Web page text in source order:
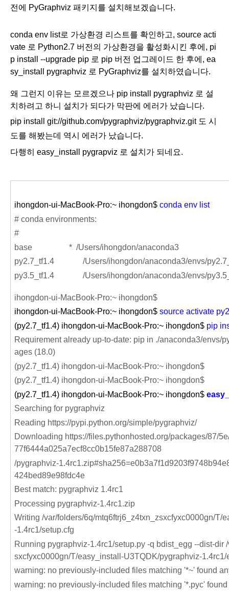
전에 PyGraphviz 패키지를 설치해보겠습니다.
conda env list로 가상환경 리스트를 확인하고, source acti
vate 로 Python2.7 버전의 가상환경을 활성화시킨 후에, pi
p install --upgrade pip 로 pip 버전 업그레이드 한 후에, ea
sy_install pygraphviz 로 PyGraphviz를 설치하였습니다.
왜 그런지 이유는 모르겠으나 pip install pygraphviz 로 설
치하려고 하니 설치가 되다가 막판에 에러가 났습니다.
pip install git://github.com/pygraphviz/pygraphviz.git 도 시
도를 해봤는데 역시 에러가 났습니다.
다행히 easy_install pygrapviz 로 설치가 되네요.
ihongdon-ui-MacBook-Pro:~ ihongdon$ conda env list
# conda environments:
#
base
* /Users/ihongdon/anaconda3
py2.7_tf1.4
/Users/ihongdon/anaconda3/envs/
py3.5_tf1.4
/Users/ihongdon/anaconda3/envs/
ihongdon-ui-MacBook-Pro:~ ihongdon$
ihongdon-ui-MacBook-Pro:~ ihongdon$ source activate
(py2.7_tf1.4) ihongdon-ui-MacBook-Pro:~ ihongdon$ pip
Requirement already up-to-date: pip in ./anaconda3/envs/
ages (18.0)
(py2.7_tf1.4) ihongdon-ui-MacBook-Pro:~ ihongdon$
(py2.7_tf1.4) ihongdon-ui-MacBook-Pro:~ ihongdon$
(py2.7_tf1.4) ihongdon-ui-MacBook-Pro:~ ihongdon$
Searching for pygraphviz
Reading https://pypi.python.org/simple/pygraphviz/
Downloading https://files.pythonhosted.org/packages/87/
77f6444a025a7ecf8cc0b15fe87a288708
/pygraphviz-
424bed89e98fdc4e
Best match: pygraphviz 1.4rc1
Processing pygraphviz-1.4rc1.zip
Writing /var/folders/6q/mtq6ftrj6_z4txn_zsxcfyxc0000gn/T/
-1.4rc1/setup.cfg
Running pygraphviz-1.4rc1/setup.py -q bdist_egg --dist-dir
sxcfyxc0000gn/T/easy_install-U3TQDK/pygraphviz-
warning: no previously-included files matching '*~' found
warning: no previously-included files matching '*.pyc'